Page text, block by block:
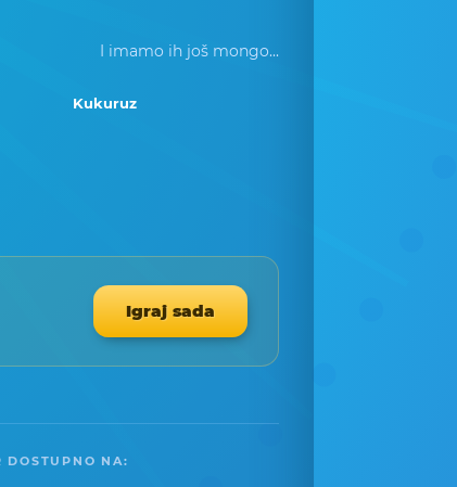
I imamo ih još mongo...
Kukuruz
Igraj sada
DOSTUPNO NA: